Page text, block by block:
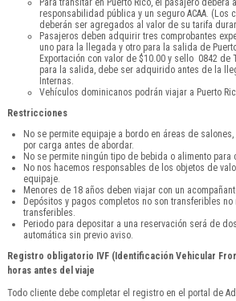
Para transitar en Puerto Rico, el pasajero
responsabilidad pública y un seguro ACAA. (Los
deberán ser agregados al valor de su tarifa
Pasajeros deben adquirir tres comprobantes
uno para la llegada y otro para la salida de
Exportación con valor de $10.00 y sello 0842 de
para la salida, debe ser adquirido antes de la
Internas.
Vehículos dominicanos podrán viajar a Puerto
Restricciones
No se permite equipaje a bordo en áreas de
por carga antes de abordar.
No se permite ningún tipo de bebida o alimento para
No nos hacemos responsables de los objetos de
equipaje.
Menores de 18 años deben viajar con un
Depósitos y pagos completos no son transferibles
transferibles.
Periodo para depositar a una reservación será de
automática sin previo aviso.
Registro obligatorio IVF (Identificación Vehicular
horas antes del viaje
Todo cliente debe completar el registro en el portal de